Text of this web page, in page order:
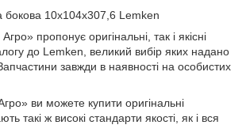
10х104х307,6 Lemken
пропонує оригінальні, так і якісні
до Lemken, великий вибір яких надано
завжди в наявності на особистих
ви можете купити оригінальні
такі ж високі стандарти якості, як і вся